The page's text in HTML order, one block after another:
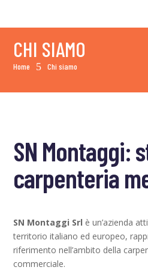
CHI SIAMO
Home 5 Chi siamo
SN Montaggi:
carpenteria
SN Montaggi Srl è un’azienda
territorio italiano ed europeo,
riferimento nell’ambito della
commerciale.